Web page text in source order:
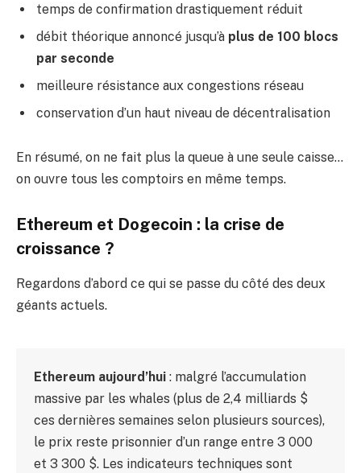
temps de confirmation drastiquement réduit
débit théorique annoncé jusqu’à plus de 100 blocs
par seconde
meilleure résistance aux congestions réseau
conservation d’un haut niveau de décentralisation
En résumé, on ne fait plus la queue à une seule caisse…
on ouvre tous les comptoirs en même temps.
Ethereum et Dogecoin : la crise de
croissance ?
Regardons d’abord ce qui se passe du côté des deux
géants actuels.
Ethereum aujourd’hui : malgré l’accumulation
massive par les whales (plus de 2,4 milliards $
ces dernières semaines selon plusieurs sources),
le prix reste prisonnier d’un range entre 3 000
et 3 300 $. Les indicateurs techniques sont